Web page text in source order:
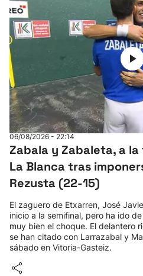
Remo
Baloncesto
Ciclismo
Herri-kirolak
Balonmano
Kirolak 360
Atletismo
06/08/2026 - 22:14
Zabala y Zabaleta, a
La Blanca tras
Rezusta (22-15)
El zaguero de Etxarren, José
inicio a la semifinal, pero ha ido
muy bien el choque. El delantero
se han citado con Larrazabal y
sábado en Vitoria-Gasteiz.